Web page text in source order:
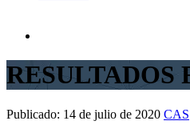
RESULTADOS
Publicado: 14 de julio de 2020 CAS